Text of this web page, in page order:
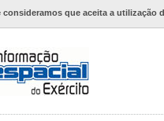
que aceita a utilização